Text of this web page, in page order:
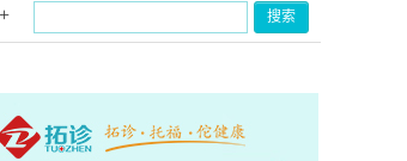
搜索